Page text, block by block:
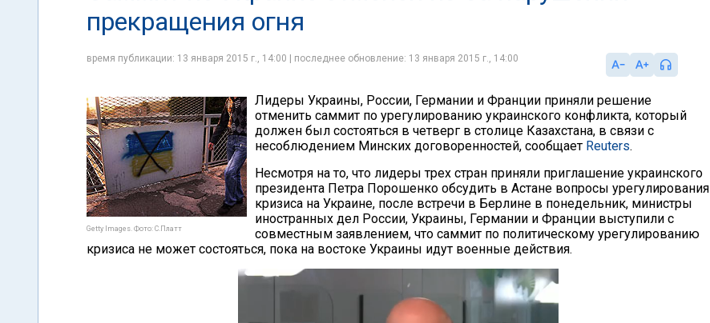
прекращения огня
время публикации: 13 января 2015 г., 14:00 | последнее обновление: 13 января 2015 г., 14:00
Getty Images. Фото: С.Платт
Лидеры Украины, России, Германии и Франции приняли решение
отменить саммит по урегулированию украинского конфликта, который
должен был состояться в четверг в столице Казахстана, в связи с
несоблюдением Минских договоренностей, сообщает Reuters.
Несмотря на то, что лидеры трех стран приняли приглашение украинского
президента Петра Порошенко обсудить в Астане вопросы урегулирования
кризиса на Украине, после встречи в Берлине в понедельник, министры
иностранных дел России, Украины, Германии и Франции выступили с
совместным заявлением, что саммит по политическому урегулированию
кризиса не может состояться, пока на востоке Украины идут военные действия.